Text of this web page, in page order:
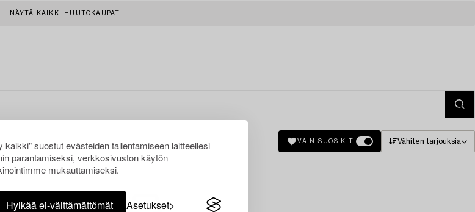
kaikki" suostut evästeiden tallentamiseen laitteellesi
parantamiseksi, verkkosivuston käytön
mukauttamiseksi.
Hylkää ei-välttämättömät Asetukset
NÄYTÄ KAIKKI HUUTOKAUPAT
VAIN SUOSIKIT Vähiten tarjouksia